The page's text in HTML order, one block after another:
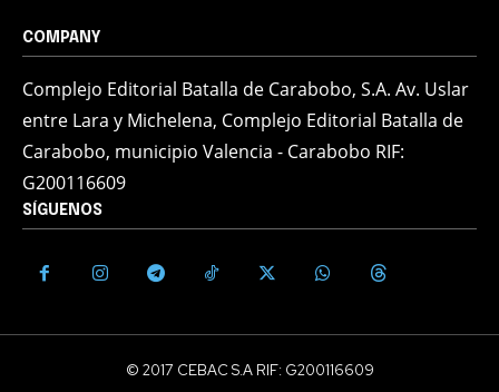
COMPANY
Complejo Editorial Batalla de Carabobo, S.A. Av. Uslar
entre Lara y Michelena, Complejo Editorial Batalla de
Carabobo, municipio Valencia - Carabobo RIF:
G200116609
SÍGUENOS
© 2017 CEBAC S.A RIF: G200116609